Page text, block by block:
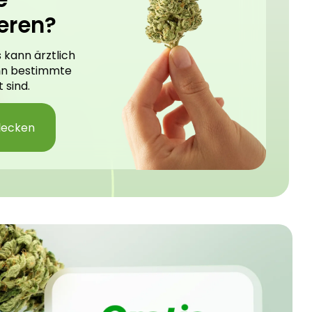
kann ärztlich
bestimmte
sind.